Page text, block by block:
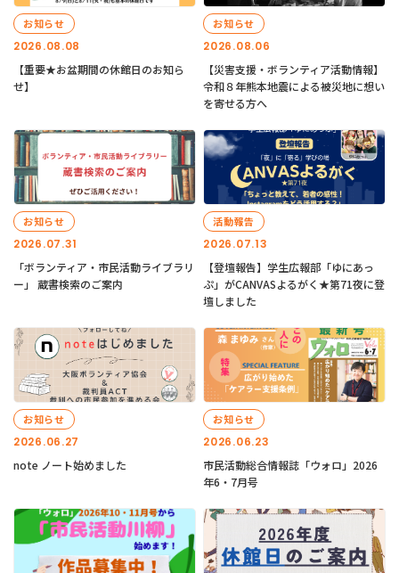
2026.08.08
お知らせ
【重要★お盆期間の休館日のお知ら
せ】
2026.08.06
お知らせ
【災害支援・ボランティア活動情報】
令和８年熊本地震による被災地に想い
を寄せる方へ
2026.07.31
お知らせ
「ボランティア・市民活動ライブラリ
ー」 蔵書検索のご案内
2026.07.13
活動報告
【登壇報告】学生広報部「ゆにあっ
ぷ」がCANVASよるがく★第71夜に登
壇しました
2026.06.27
お知らせ
note ノート始めました
2026.06.23
お知らせ
市民活動総合情報誌「ウォロ」2026
年6・7月号